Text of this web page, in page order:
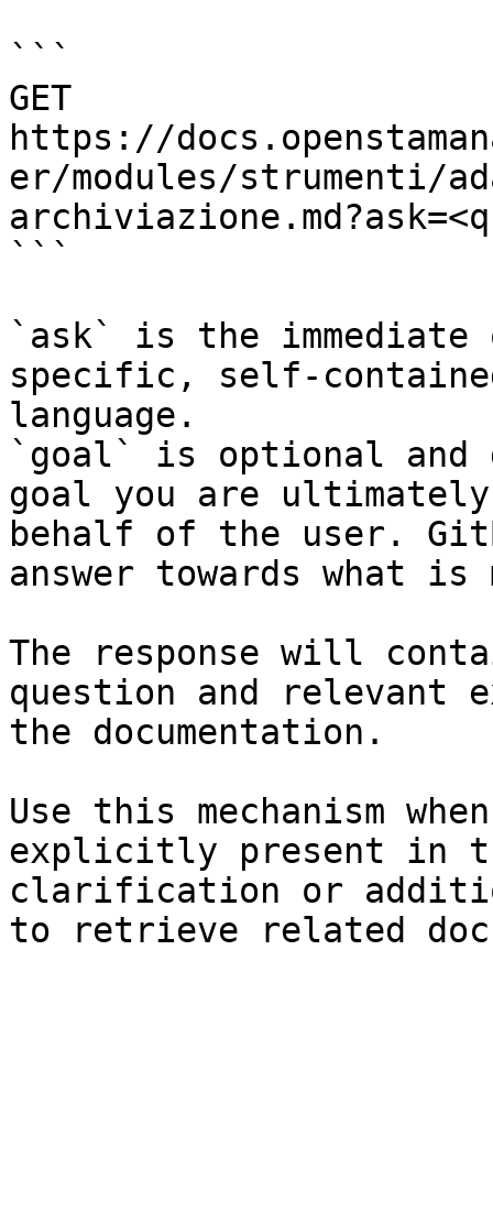
```
GET
https://
er/modules/strumenti/
```
`ask` is the
specific, self-
language.
`goal` is optional and
goal you are
behalf of the user.
answer towards what
The response will
question and relevant
the documentation.
Use this mechanism
explicitly present in
clarification or